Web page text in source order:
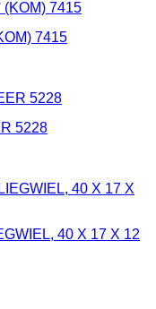
7415
5228
40 X 17 X 12